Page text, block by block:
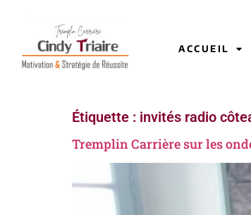
ACCUEIL
Étiquette : invités radio
Tremplin Carrière sur les